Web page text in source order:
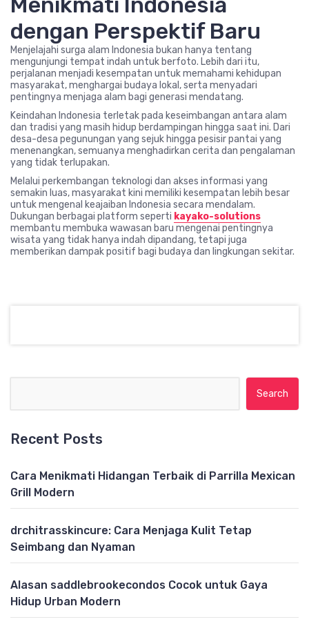
dengan Perspektif Baru
Menjelajahi surga alam Indonesia bukan hanya tentang
mengunjungi tempat indah untuk berfoto. Lebih dari itu,
perjalanan menjadi kesempatan untuk memahami kehidupan
masyarakat, menghargai budaya lokal, serta menyadari
pentingnya menjaga alam bagi generasi mendatang.
Keindahan Indonesia terletak pada keseimbangan antara alam
dan tradisi yang masih hidup berdampingan hingga saat ini. Dari
desa-desa pegunungan yang sejuk hingga pesisir pantai yang
menenangkan, semuanya menghadirkan cerita dan pengalaman
yang tidak terlupakan.
Melalui perkembangan teknologi dan akses informasi yang
semakin luas, masyarakat kini memiliki kesempatan lebih besar
untuk mengenal keajaiban Indonesia secara mendalam.
Dukungan berbagai platform seperti kayako-solutions
membantu membuka wawasan baru mengenai pentingnya
wisata yang tidak hanya indah dipandang, tetapi juga
memberikan dampak positif bagi budaya dan lingkungan sekitar.
Recent Posts
Cara Menikmati Hidangan Terbaik di Parrilla Mexican
Grill Modern
drchitrasskincure: Cara Menjaga Kulit Tetap
Seimbang dan Nyaman
Alasan saddlebrookecondos Cocok untuk Gaya
Hidup Urban Modern